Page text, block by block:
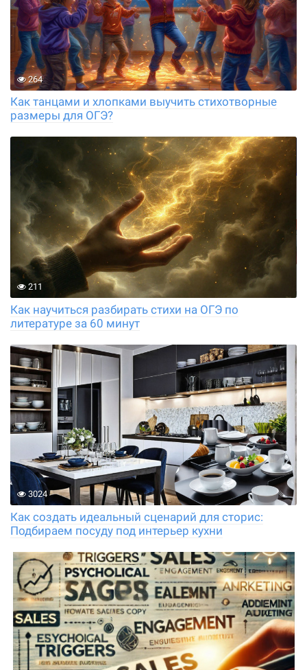
264
Как танцами и хлопками выучить стихотворные
размеры для ОГЭ?
211
Как научиться разбирать стихи на ОГЭ по
литературе за 60 минут
3024
Как создать идеальный сценарий для сторис:
Подбираем посуду под интерьер кухни